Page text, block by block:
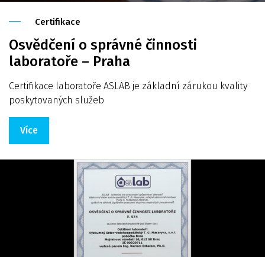
Certifikace
Osvědčení o správné činnosti
laboratoře – Praha
Certifikace laboratoře ASLAB je základní zárukou kvality
poskytovaných služeb
Více